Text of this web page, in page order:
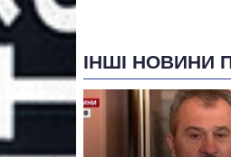
ІНШІ НОВИНИ